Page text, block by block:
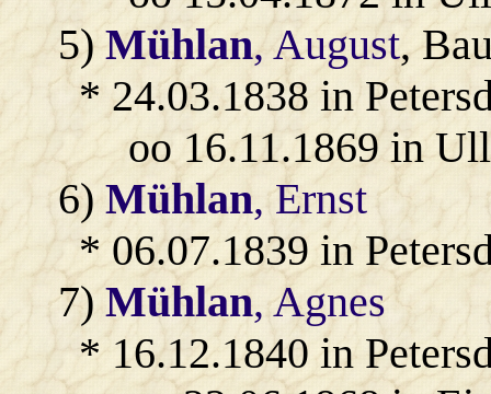
5)Mühlan, August,
* 24.03.1838 in
oo 16.11.1869 in
6)Mühlan, Ernst
* 06.07.1839 in
7)Mühlan, Agnes
* 16.12.1840 in